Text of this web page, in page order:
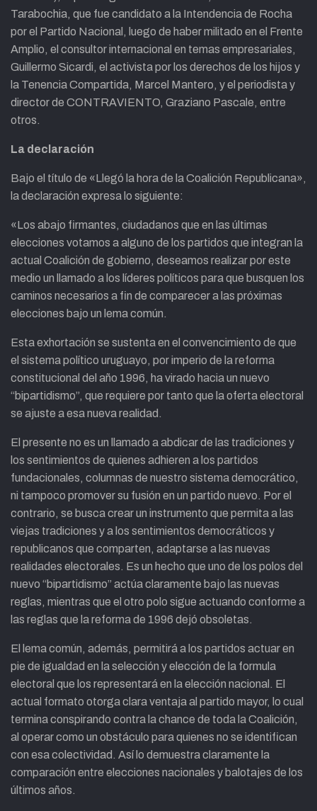
Tarabochia, que fue candidato a la Intendencia de Rocha
por el Partido Nacional, luego de haber militado en el Frente
Amplio, el consultor internacional en temas empresariales,
Guillermo Sicardi, el activista por los derechos de los hijos y
la Tenencia Compartida, Marcel Mantero, y el periodista y
director de CONTRAVIENTO, Graziano Pascale, entre
otros.
La declaración
Bajo el título de «Llegó la hora de la Coalición Republicana»,
la declaración expresa lo siguiente:
«Los abajo firmantes, ciudadanos que en las últimas
elecciones votamos a alguno de los partidos que integran la
actual Coalición de gobierno, deseamos realizar por este
medio un llamado a los líderes políticos para que busquen los
caminos necesarios a fin de comparecer a las próximas
elecciones bajo un lema común.
Esta exhortación se sustenta en el convencimiento de que
el sistema político uruguayo, por imperio de la reforma
constitucional del año 1996, ha virado hacia un nuevo
“bipartidismo”, que requiere por tanto que la oferta electoral
se ajuste a esa nueva realidad.
El presente no es un llamado a abdicar de las tradiciones y
los sentimientos de quienes adhieren a los partidos
fundacionales, columnas de nuestro sistema democrático,
ni tampoco promover su fusión en un partido nuevo. Por el
contrario, se busca crear un instrumento que permita a las
viejas tradiciones y a los sentimientos democráticos y
republicanos que comparten, adaptarse a las nuevas
realidades electorales. Es un hecho que uno de los polos del
nuevo “bipartidismo” actúa claramente bajo las nuevas
reglas, mientras que el otro polo sigue actuando conforme a
las reglas que la reforma de 1996 dejó obsoletas.
El lema común, además, permitirá a los partidos actuar en
pie de igualdad en la selección y elección de la formula
electoral que los representará en la elección nacional. El
actual formato otorga clara ventaja al partido mayor, lo cual
termina conspirando contra la chance de toda la Coalición,
al operar como un obstáculo para quienes no se identifican
con esa colectividad. Así lo demuestra claramente la
comparación entre elecciones nacionales y balotajes de los
últimos años.